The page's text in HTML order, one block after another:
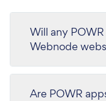
Will any
Webnode
Are POWR